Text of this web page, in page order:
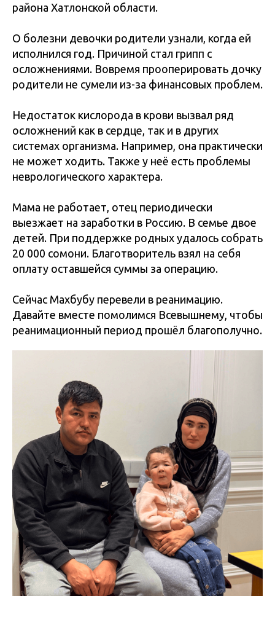
района Хатлонской области.
О болезни девочки родители узнали, когда ей
исполнился год. Причиной стал грипп с
осложнениями. Вовремя прооперировать дочку
родители не сумели из-за финансовых проблем.
Недостаток кислорода в крови вызвал ряд
осложнений как в сердце, так и в других
системах организма. Например, она практически
не может ходить. Также у неё есть проблемы
неврологического характера.
Мама не работает, отец периодически
выезжает на заработки в Россию. В семье двое
детей. При поддержке родных удалось собрать
20 000 сомони. Благотворитель взял на себя
оплату оставшейся суммы за операцию.
Сейчас Махбубу перевели в реанимацию.
Давайте вместе помолимся Всевышнему, чтобы
реанимационный период прошёл благополучно.